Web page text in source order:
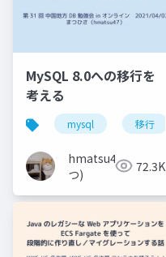
MySQL 8.0への移行を
考える
mysql 移行
hmatsu47(ま
つ)
72.3K